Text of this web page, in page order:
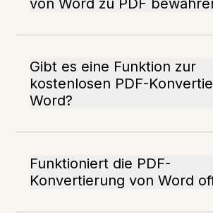
von Word zu PDF
Gibt es eine Funktion zur
kostenlosen PDF-
Word?
Funktioniert die PDF-
Konvertierung von Word